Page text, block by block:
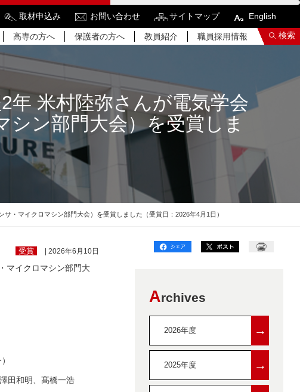
取材申込み お問い合わせ サイトマップ English
高専の方へ 保護者の方へ 教員紹介 職員採用情報 検索
検索結果をもっと見る
関連サイトすべてを検索する
年 米村陸弥さんが電気学会
ン部門大会）を受賞しま
・マイクロマシン部門大会）を受賞しました（受賞日：2026年4月1日）
受賞 | 2026年6月10日
マイクロマシン部門大
田和明、髙橋一浩
Archives
2026年度 →
2025年度 →